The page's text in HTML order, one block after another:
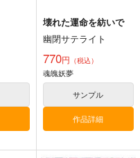
壊れた運命を紡いで
幽閉サテライト
770円 （税込）
魂魄妖夢
サンプル
作品詳細